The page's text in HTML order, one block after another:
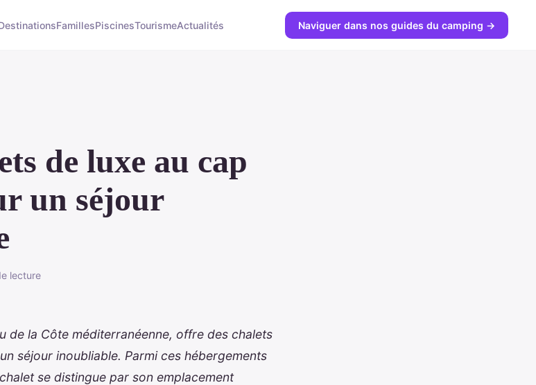
FamillesPiscinesTourismeActualités Naviguer dans nos guides du camping →
de luxe au cap
un séjour
lecture
de la Côte méditerranéenne, offre des chalets
séjour inoubliable. Parmi ces hébergements
se distingue par son emplacement